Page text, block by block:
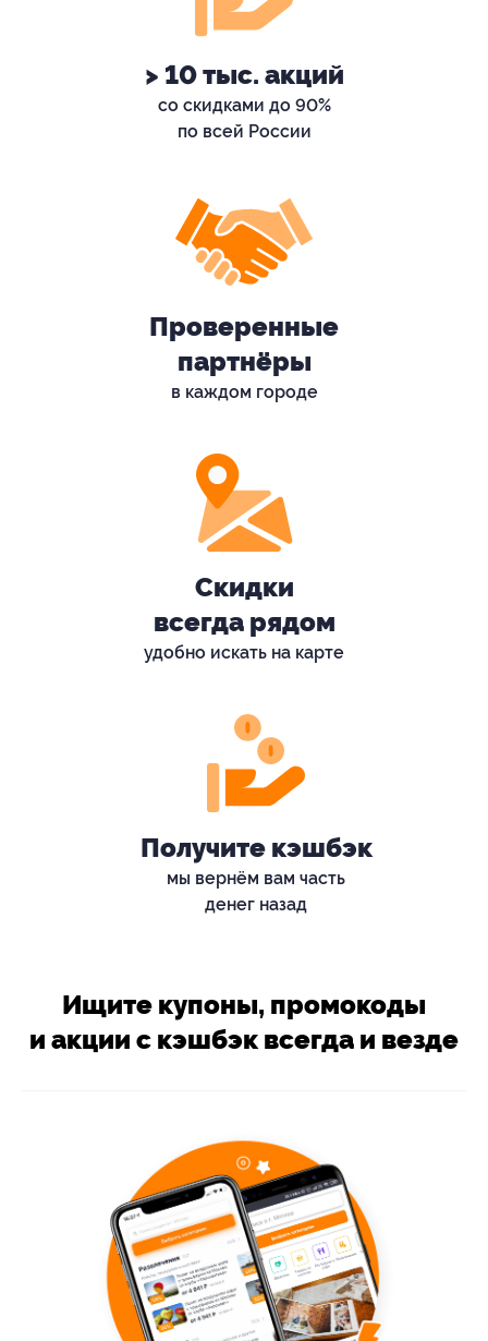
> 10 тыс. акций
со скидками до 90%
по всей России
Проверенные
партнёры
в каждом городе
Скидки
всегда рядом
удобно искать на карте
Получите кэшбэк
мы вернём вам часть
денег назад
Ищите купоны, промокоды
и акции с кэшбэк всегда и везде